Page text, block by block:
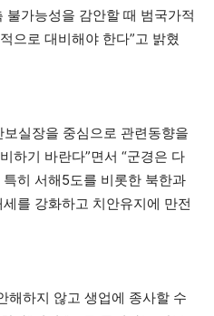
가능성을 감안할 때 범국가적
으로 대비해야 한다”고 밝혔
실장을 중심으로 관련동향을
하기 바란다”면서 “군경은 다
히 서해5도를 비롯한 북한과
를 강화하고 치안유지에 만전
해하지 않고 생업에 종사할 수